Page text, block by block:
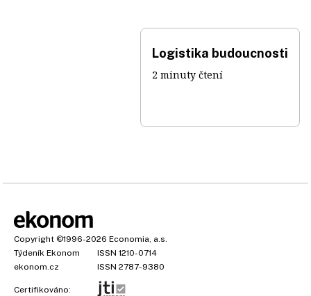
Logistika budoucnosti
2 minuty čtení
Copyright ©1996-2026 Economia, a.s.
Týdeník Ekonom
ISSN 1210-0714
ekonom.cz
ISSN 2787-9380
Certifikováno: